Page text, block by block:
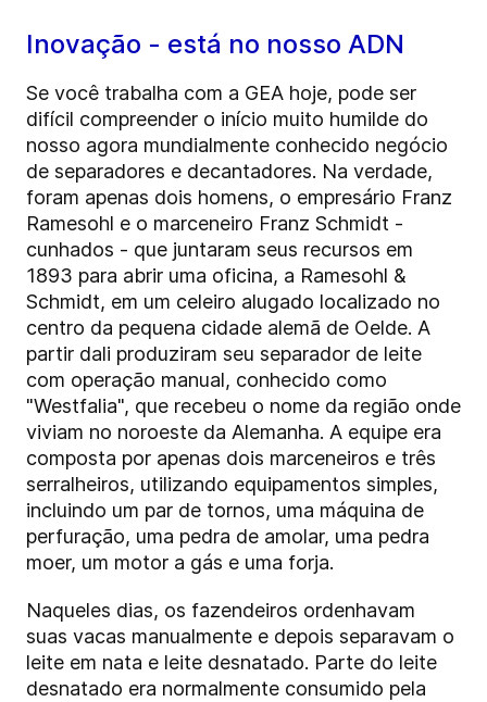
Inovação - está no nosso ADN
Se você trabalha com a GEA hoje, pode ser
difícil compreender o início muito humilde do
nosso agora mundialmente conhecido negócio
de separadores e decantadores. Na verdade,
foram apenas dois homens, o empresário Franz
Ramesohl e o marceneiro Franz Schmidt -
cunhados - que juntaram seus recursos em
1893 para abrir uma oficina, a Ramesohl &
Schmidt, em um celeiro alugado localizado no
centro da pequena cidade alemã de Oelde. A
partir dali produziram seu separador de leite
com operação manual, conhecido como
"Westfalia", que recebeu o nome da região onde
viviam no noroeste da Alemanha. A equipe era
composta por apenas dois marceneiros e três
serralheiros, utilizando equipamentos simples,
incluindo um par de tornos, uma máquina de
perfuração, uma pedra de amolar, uma pedra
moer, um motor a gás e uma forja.
Naqueles dias, os fazendeiros ordenhavam
suas vacas manualmente e depois separavam o
leite em nata e leite desnatado. Parte do leite
desnatado era normalmente consumido pela